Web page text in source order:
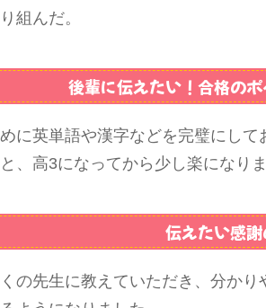
組んだ。
後輩に伝えたい！ 合格の
に英単語や漢字などを完璧にし
、高3になってから少し楽になりま
伝えたい感
の先生に教えていただき、分か